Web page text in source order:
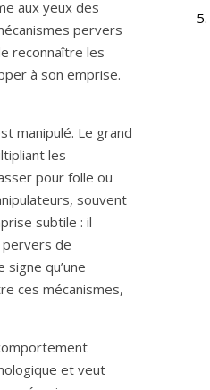
aux yeux des
pervers
reconnaître les
à son emprise.
manipulé. Le grand
les
pour folle ou
souvent
subtile : il
pervers de
qu’une
ces mécanismes,
et veut